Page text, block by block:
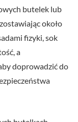
butelek lub
około
fizyki, sok
a
doprowadzić do